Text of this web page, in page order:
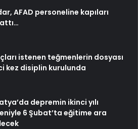
AFAD personeline kapıları
istenen teğmenlerin dosyası
kez disiplin kurulunda
depremin ikinci yılı
6 Şubat’ta eğitime ara